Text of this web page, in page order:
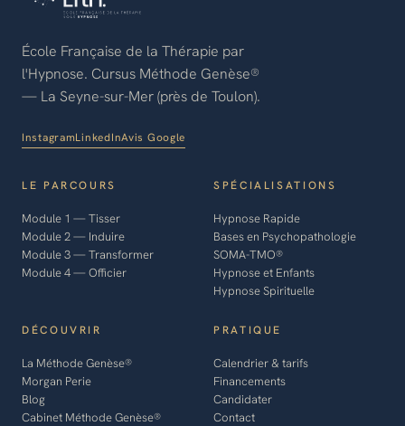
École Française de la Thérapie par
l'Hypnose. Cursus Méthode Genèse®
— La Seyne-sur-Mer (près de Toulon).
InstagramLinkedInAvis Google
LE PARCOURS
Module 1 — Tisser
Module 2 — Induire
Module 3 — Transformer
Module 4 — Officier
SPÉCIALISATIONS
Hypnose Rapide
Bases en Psychopathologie
SOMA-TMO®
Hypnose et Enfants
Hypnose Spirituelle
DÉCOUVRIR
La Méthode Genèse®
Morgan Perie
Blog
Cabinet Méthode Genèse®
PRATIQUE
Calendrier & tarifs
Financements
Candidater
Contact